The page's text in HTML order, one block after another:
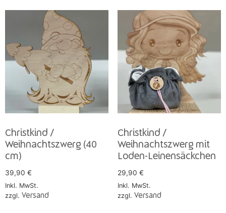
Christkind /
Weihnachtszwerg (40
cm)
39,90 €
Inkl. MwSt.
zzgl. Versand
Christkind /
Weihnachtszwerg mit
Loden-Leinensäckchen
29,90 €
Inkl. MwSt.
zzgl. Versand